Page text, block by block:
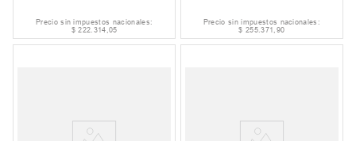
Precio sin impuestos nacionales:
$ 222.314,05
Precio sin impuestos nacionales:
$ 255.371,90